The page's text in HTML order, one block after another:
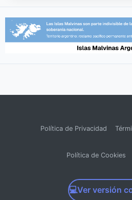
Política de Privacidad
Política de Cookies
💻Ver versión